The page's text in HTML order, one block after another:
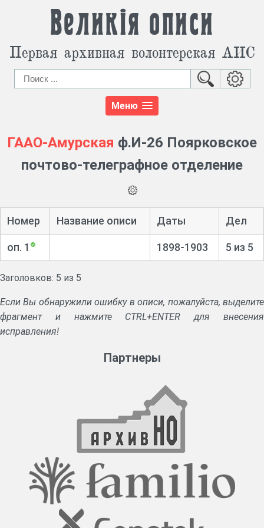
Великія описи
Первая архивная волонтерская АИС
Меню
ГААО-Амурская ф.И-26 Поярковское
почтово-телеграфное отделение
Номер Название описи Даты Дел
оп. 1 1898-1903 5 из 5
Заголовков: 5 из 5
Если Вы обнаружили ошибку в описи, пожалуйста, выделите
фрагмент и нажмите CTRL+ENTER для внесения
исправления!
Партнеры